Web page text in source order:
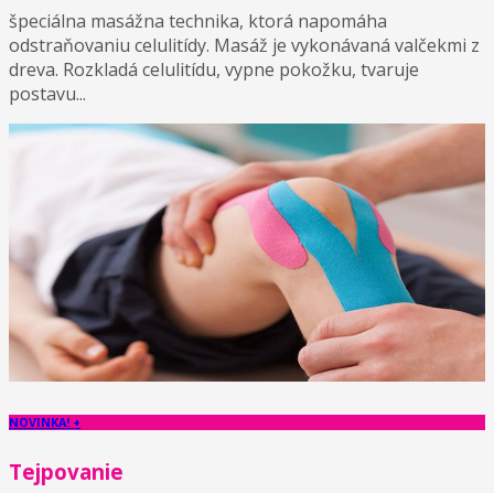
špeciálna masážna technika, ktorá napomáha
odstraňovaniu celulitídy. Masáž je vykonávaná valčekmi z
dreva. Rozkladá celulitídu, vypne pokožku, tvaruje
postavu...
NOVINKA! +
Tejpovanie